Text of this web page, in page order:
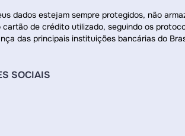
dados estejam sempre protegidos, não
cartão de crédito utilizado, seguindo os
das principais instituições bancárias do
SOCIAIS